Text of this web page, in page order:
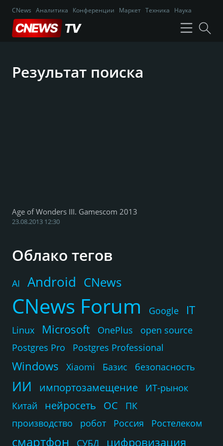
CNews Аналитика Конференции Маркет Техника Наука
Результат поиска
Age of Wonders III. Gamescom 2013
23.08.2013 12:30
Облако тегов
AI Android CNews
CNews Forum Google IT
Linux Microsoft OnePlus
open source
Postgres Pro
Postgres Professional
Windows Xiaomi Базис безопасность
ИИ импортозамещение
ИТ-рынок
Китай
нейросеть ОС
ПК
производство
робот Россия Ростелеком
смартфон СУБД цифровизация